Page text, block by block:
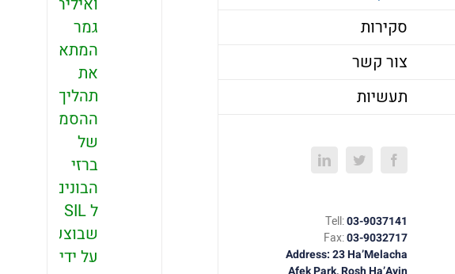
סקירות
צור קשר
תעשיות
Facebook
Twitter
LinkedIn
Tell:03-9037141
Fax:03-9032717
Address: 23 Ha’Melacha
גמר
המתארת
את
תהליך
ההסמכה
של
ברזי
הבונים
ל SIL
שבוצע
על ידי